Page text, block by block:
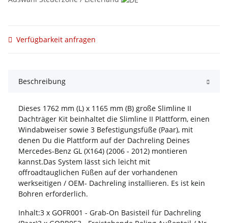
Verfügbarkeit anfragen
Beschreibung
Dieses 1762 mm (L) x 1165 mm (B) große Slimline II
Dachträger Kit beinhaltet die Slimline II Plattform, einen
Windabweiser sowie 3 Befestigungsfüße (Paar), mit
denen Du die Plattform auf der Dachreling Deines
Mercedes-Benz GL (X164) (2006 - 2012) montieren
kannst.Das System lässt sich leicht mit
offroadtauglichen Füßen auf der vorhandenen
werkseitigen / OEM- Dachreling installieren. Es ist kein
Bohren erforderlich.
Inhalt:3 x GOFR001 - Grab-On Basisteil für Dachreling